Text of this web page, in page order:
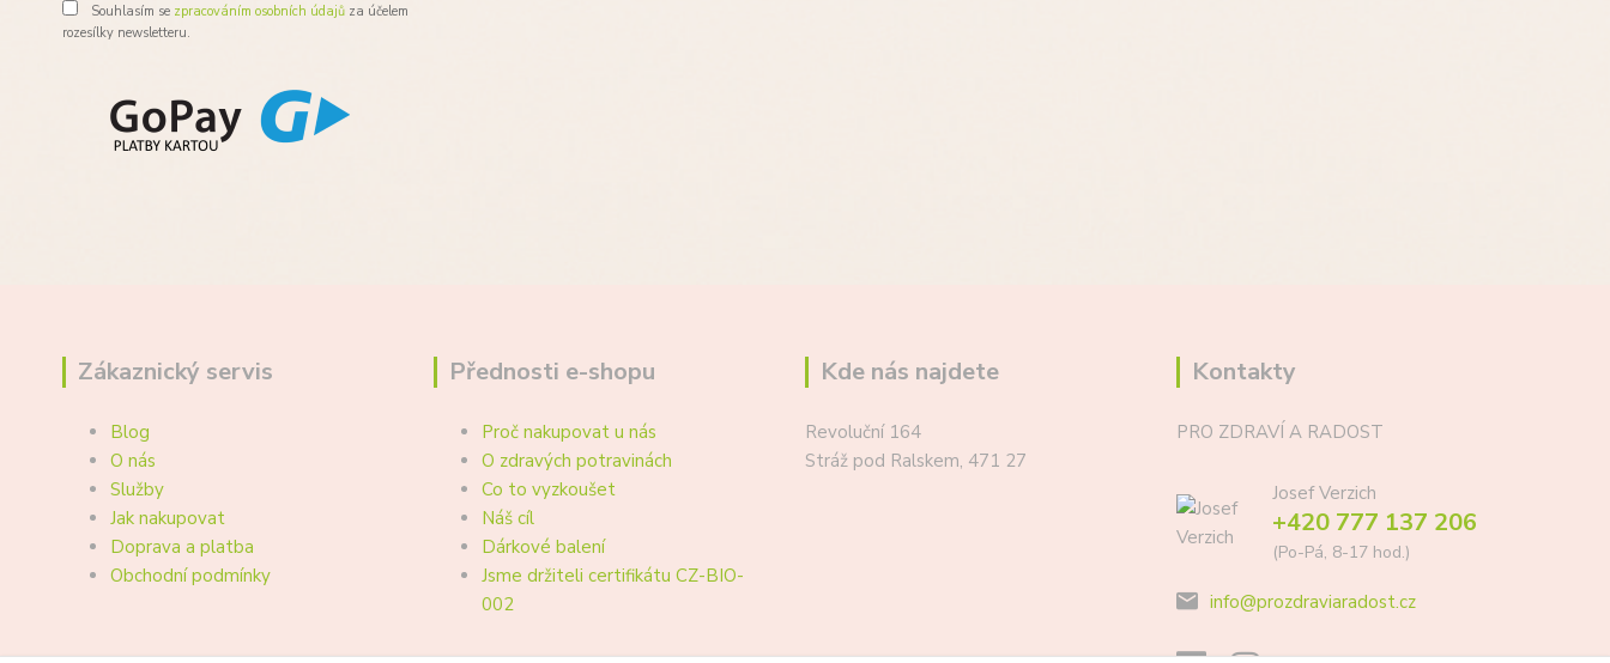
Souhlasím se zpracováním osobních údajů za účelem
rozesílky newsletteru.
Zákaznický servis
Blog
O nás
Služby
Jak nakupovat
Doprava a platba
Obchodní podmínky
Přednosti e-shopu
Proč nakupovat u nás
O zdravých potravinách
Co to vyzkoušet
Náš cíl
Dárkové balení
Jsme držiteli certifikátu CZ-BIO-
002
Kde nás najdete
Revoluční 164
Stráž pod Ralskem, 471 27
Kontakty
PRO ZDRAVÍ A RADOST
Josef Verzich
+420 777 137 206
(Po-Pá, 8-17 hod.)
info@prozdraviaradost.cz